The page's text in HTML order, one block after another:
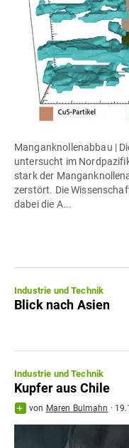
Manganknollenabbau |
untersucht im
stark der
zerstört. Die
dabei die A...
Industrie und Technik
Blick nach Asien
Industrie und Technik
Kupfer aus Chile
von Maren Bulmahn ·